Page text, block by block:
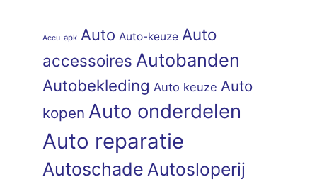
Accu apk Auto Auto-keuze Auto
accessoires Autobanden
Autobekleding Auto keuze Auto
kopen Auto onderdelen
Auto reparatie
Autoschade Autosloperij